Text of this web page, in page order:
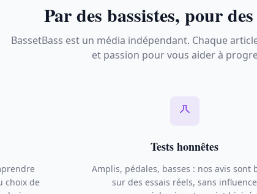
Par des bassistes, pour
BassetBass est un média indépendant. Chaque
et passion pour vous aider à
choix de
Tests honnêtes
Amplis, pédales, basses : nos avis sont
sur des essais réels, sans influence